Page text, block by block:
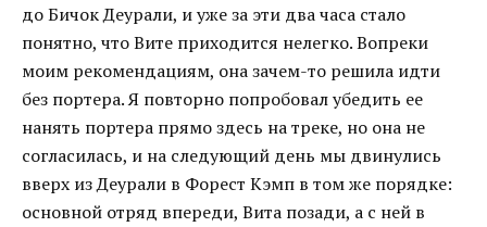
до Бичок Деурали, и уже за эти два часа стало
понятно, что Вите приходится нелегко. Вопреки
моим рекомендациям, она зачем-то решила идти
без портера. Я повторно попробовал убедить ее
нанять портера прямо здесь на треке, но она не
согласилась, и на следующий день мы двинулись
вверх из Деурали в Форест Кэмп в том же порядке:
основной отряд впереди, Вита позади, а с ней в